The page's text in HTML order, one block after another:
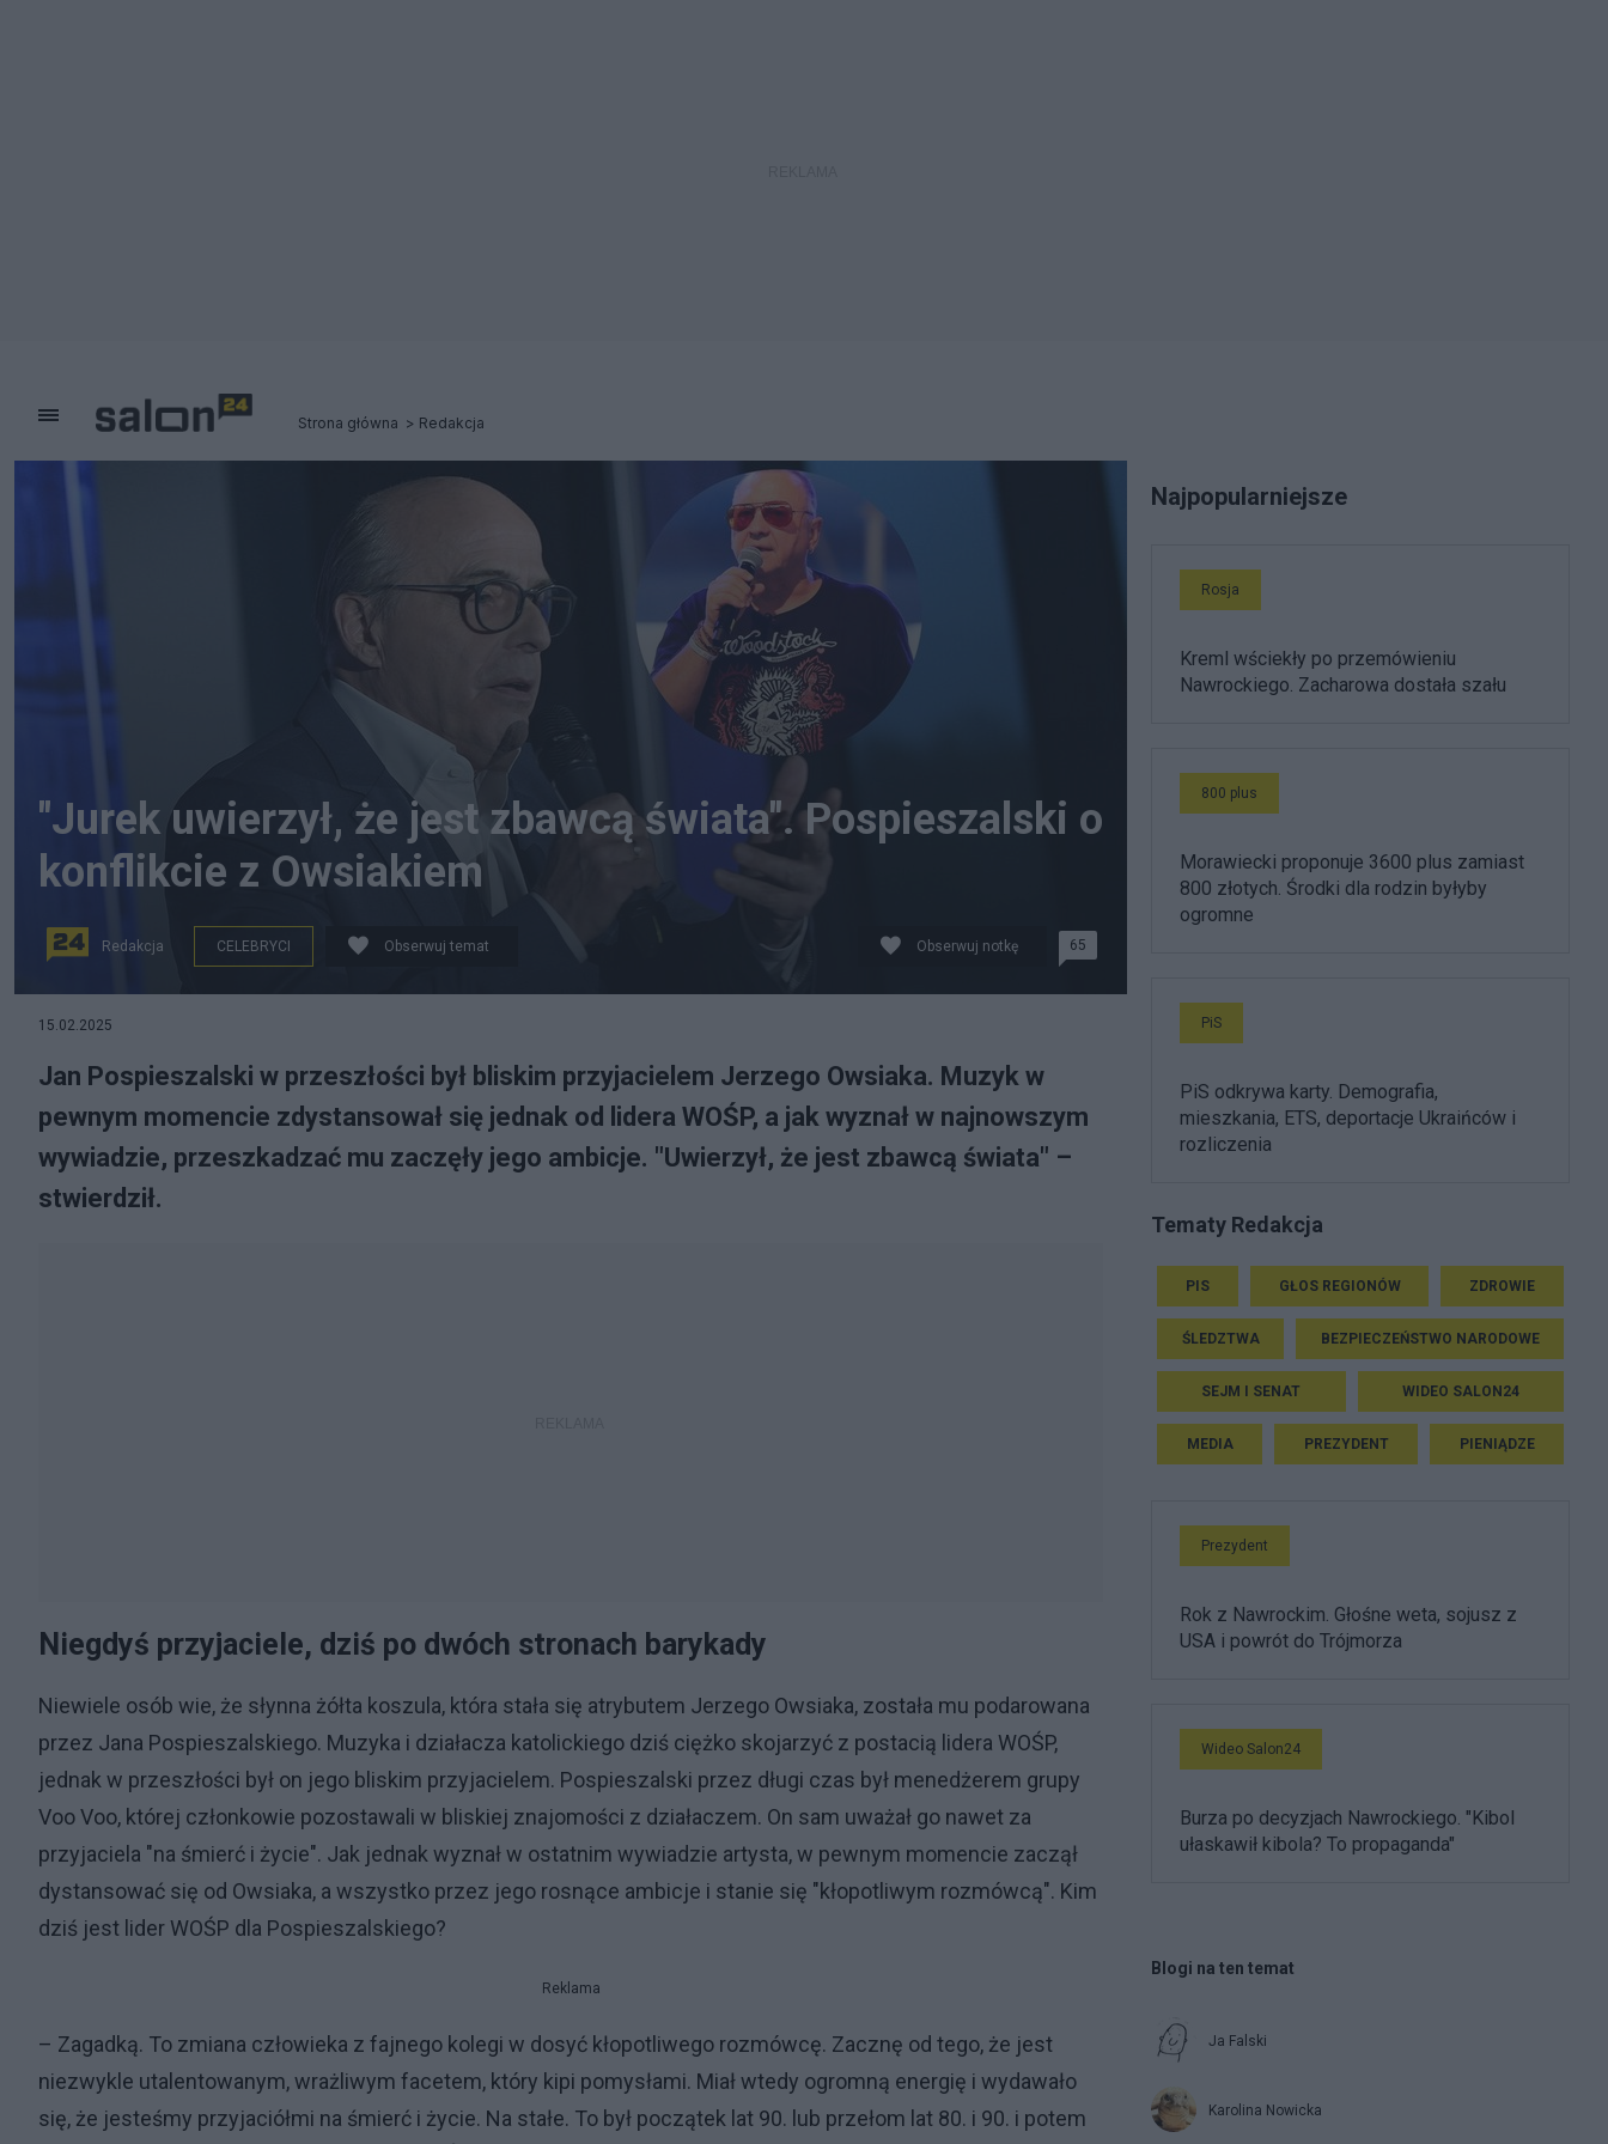
Strona główna Redakcja
"Jurek uwierzył, że jest zbawcą świata". Pospieszalski o
konflikcie z Owsiakiem
Redakcja CELEBRYCI Obserwuj temat Obserwuj notkę 65
15.02.2025
Jan Pospieszalski w przeszłości był bliskim przyjacielem Jerzego Owsiaka. Muzyk w
pewnym momencie zdystansował się jednak od lidera WOŚP, a jak wyznał w najnowszym
wywiadzie, przeszkadzać mu zaczęły jego ambicje. "Uwierzył, że jest zbawcą świata" –
stwierdził.
Niegdyś przyjaciele, dziś po dwóch stronach barykady
Niewiele osób wie, że słynna żółta koszula, która stała się atrybutem Jerzego Owsiaka, została mu podarowana
przez Jana Pospieszalskiego. Muzyka i działacza katolickiego dziś ciężko skojarzyć z postacią lidera WOŚP,
jednak w przeszłości był on jego bliskim przyjacielem. Pospieszalski przez długi czas był menedżerem grupy
Voo Voo, której członkowie pozostawali w bliskiej znajomości z działaczem. On sam uważał go nawet za
przyjaciela "na śmierć i życie". Jak jednak wyznał w ostatnim wywiadzie artysta, w pewnym momencie zaczął
dystansować się od Owsiaka, a wszystko przez jego rosnące ambicje i stanie się "kłopotliwym rozmówcą". Kim
dziś jest lider WOŚP dla Pospieszalskiego?
Reklama
– Zagadką. To zmiana człowieka z fajnego kolegi w dosyć kłopotliwego rozmówcę. Zacznę od tego, że jest
niezwykle utalentowanym, wrażliwym facetem, który kipi pomysłami. Miał wtedy ogromną energię i wydawało
się, że jesteśmy przyjaciółmi na śmierć i życie. Na stałe. To był początek lat 90. lub przełom lat 80. i 90. i potem
Najpopularniejsze
Rosja
Kreml wściekły po przemówieniu
Nawrockiego. Zacharowa dostała szału
800 plus
Morawiecki proponuje 3600 plus zamiast
800 złotych. Środki dla rodzin byłyby
ogromne
PiS
PiS odkrywa karty. Demografia,
mieszkania, ETS, deportacje Ukraińców i
rozliczenia
Tematy Redakcja
PIS GŁOS REGIONÓW ZDROWIE
ŚLEDZTWA BEZPIECZEŃSTWO NARODOWE
SEJM I SENAT WIDEO SALON24
MEDIA PREZYDENT PIENIĄDZE
Prezydent
Rok z Nawrockim. Głośne weta, sojusz z
USA i powrót do Trójmorza
Wideo Salon24
Burza po decyzjach Nawrockiego. "Kibol
ułaskawił kibola? To propaganda"
Blogi na ten temat
Ja Falski
Karolina Nowicka